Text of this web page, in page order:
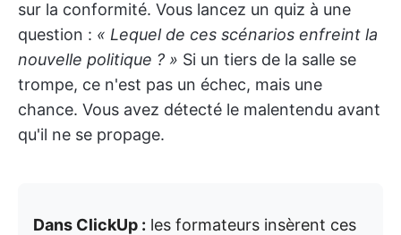
sur la conformité. Vous lancez un quiz à une
question : « Lequel de ces scénarios enfreint la
nouvelle politique ? » Si un tiers de la salle se
trompe, ce n'est pas un échec, mais une
chance. Vous avez détecté le malentendu avant
qu'il ne se propage.
Dans ClickUp : les formateurs insèrent ces